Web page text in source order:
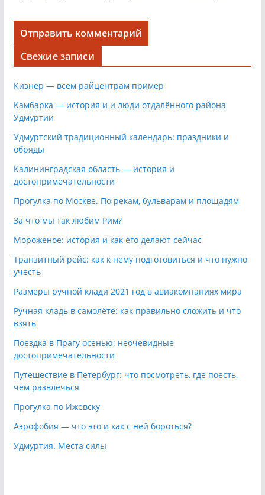
Свежие записи
Кизнер — всем райцентрам пример
Камбарка — история и и люди отдалённого района
Удмуртии
Удмуртский традиционный календарь: праздники и
обряды
Калининградская область — история и
достопримечательности
Прогулка по Москве. По рекам, бульварам и площадям
За что мы так любим Рим?
Мороженое: история и как его делают сейчас
Транзитный рейс: как к нему подготовиться и что нужно
учесть
Размеры ручной клади 2021 год в авиакомпаниях мира
Ручная кладь в самолёте: как правильно сложить и что
взять
Поездка в Прагу осенью: неочевидные
достопримечательности
Путешествие в Петербург: что посмотреть, где поесть,
чем развлечься
Прогулка по Ижевску
Аэрофобия — что это и как с ней бороться?
Удмуртия. Места силы